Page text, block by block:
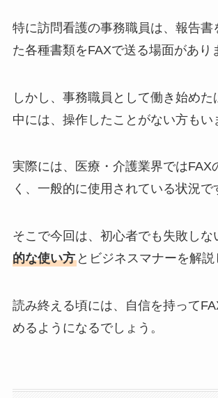
特に訪問看護の事務職員は、報告書
た各種書類をFAXで送る場面があり
しかし、事務職員として働き始めた
中には、操作したことがない方もい
実際には、医療・介護業界ではFAX
く、一般的に使用されている状況で
そこで今回は、初心者でも失敗しな
的な使い方とビジネスマナーを解説
読み終える頃には、自信を持って
めるようになるでしょう。